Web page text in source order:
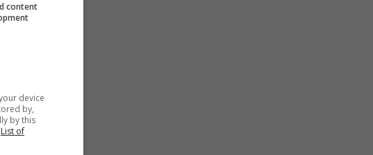
content
device
by,
by this
List of